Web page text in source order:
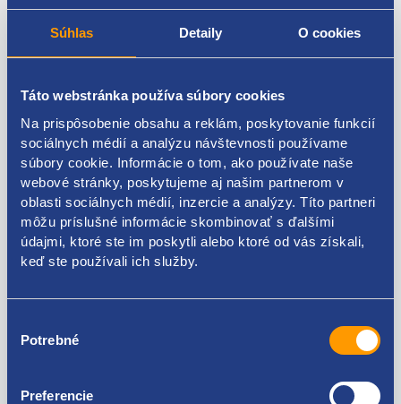
Súhlas Detaily O cookies
Táto webstránka používa súbory cookies
Na prispôsobenie obsahu a reklám, poskytovanie funkcií
sociálnych médií a analýzu návštevnosti používame
súbory cookie. Informácie o tom, ako používate naše
webové stránky, poskytujeme aj našim partnerom v
oblasti sociálnych médií, inzercie a analýzy. Títo partneri
môžu príslušné informácie skombinovať s ďalšími
údajmi, ktoré ste im poskytli alebo ktoré od vás získali,
keď ste používali ich služby.
súhlasu
Potrebné
Preferencie
oblasť použitia interiér
montovacia strana bočné čalúnenie
rozmer C [mm] 17,1
rozmer d [mm] 3
rozmer H [mm] 17,9
počet kusov v balení [ks] 10
originálne číslo Renault
7703077469
Citroen / Peugeot
9341PF